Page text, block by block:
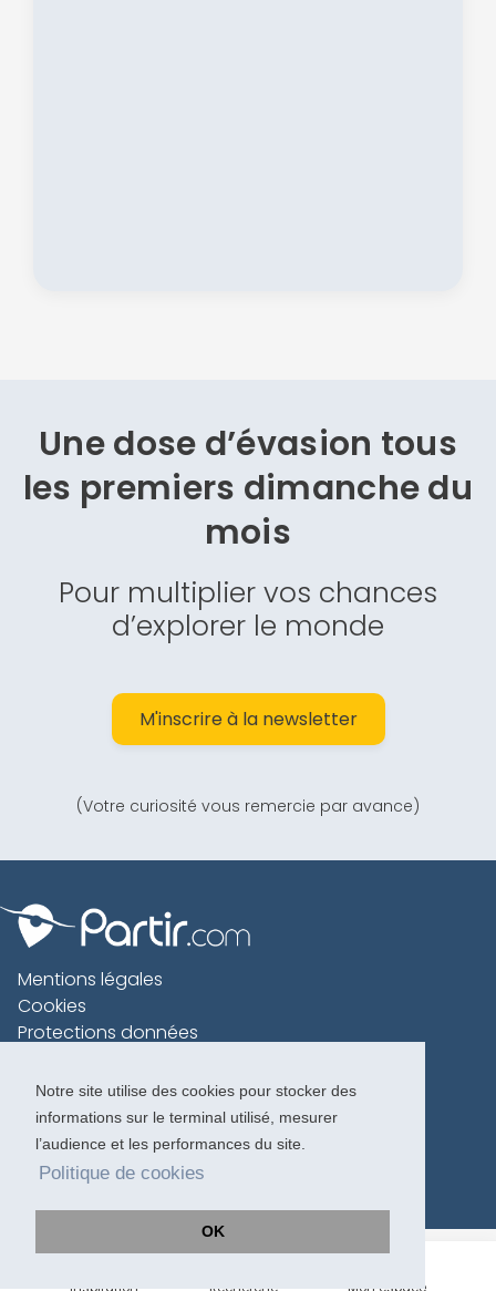
Notre site utilise des cookies pour stocker des
informations sur le terminal utilisé, mesurer
l’audience et les performances du site.
Politique de cookies
OK
Une dose d’évasion tous
les premiers dimanche du
mois
Pour multiplier vos chances
d’explorer le monde
M'inscrire à la newsletter
(Votre curiosité vous remercie par avance)
Mentions légales
Cookies
Protections données
Charte voyageur
Copyright 1996-2026
Inspiration Recherche Mon espace